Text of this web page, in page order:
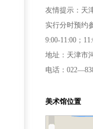
友情提示：天
实行分时预约
9:00-11:00；
地址：天津市
电话：
美术馆位置